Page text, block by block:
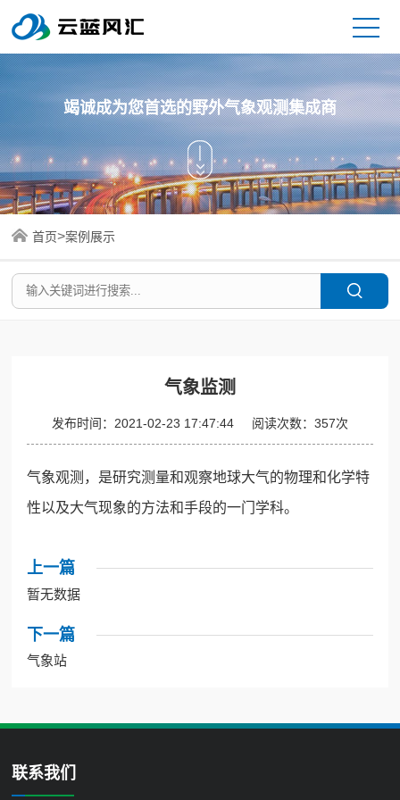
竭诚成为您首选的野外气象观测集成商
首页>案例展示
气象监测
发布时间： 2021-02-23 17:47:44 阅读次数： 357次
气象观测，是研究测量和观察地球大气的物理和化学特
性以及大气现象的方法和手段的一门学科。
上一篇
暂无数据
下一篇
气象站
联系我们